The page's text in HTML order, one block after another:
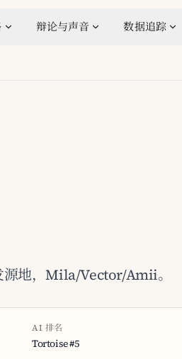
辩论与声音 数据追踪
地，Mila/Vector/Amii。
AI 排名
Tortoise #5